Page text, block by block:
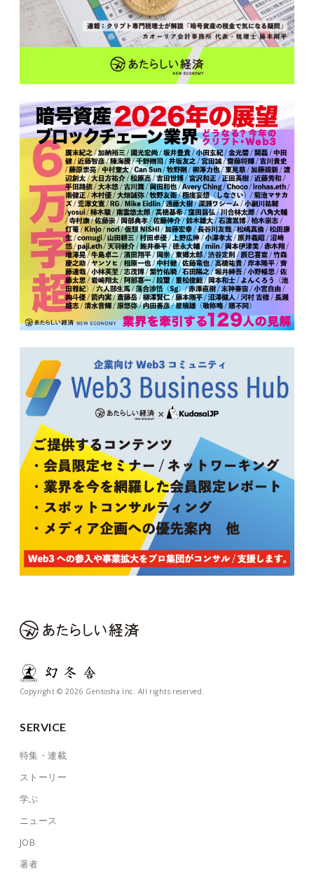
Copyright © 2026 Gentosha Inc. All rights reserved.
SERVICE
特集・連載
ストーリー
学ぶ
ニュース
JOB
著者